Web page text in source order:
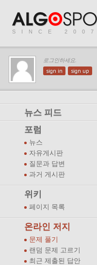
SINCE 2007
로그인하세요.
sign in sign up
뉴스 피드
포럼
뉴스
자유게시판
질문과 답변
과거 게시판
위키
페이지 목록
온라인 저지
문제 풀기
랜덤 문제 고르기
최근 제출된 답안